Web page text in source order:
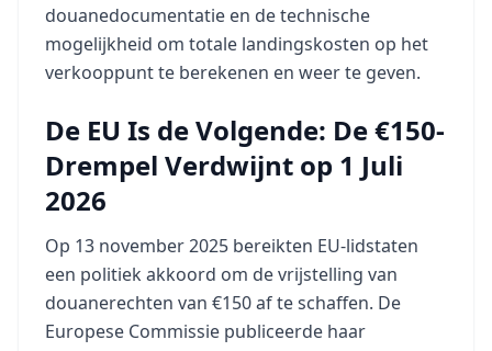
douanedocumentatie en de technische
mogelijkheid om totale landingskosten op het
verkooppunt te berekenen en weer te geven.
De EU Is de Volgende: De €150-
Drempel Verdwijnt op 1 Juli
2026
Op 13 november 2025 bereikten EU-lidstaten
een politiek akkoord om de vrijstelling van
douanerechten van €150 af te schaffen. De
Europese Commissie publiceerde haar